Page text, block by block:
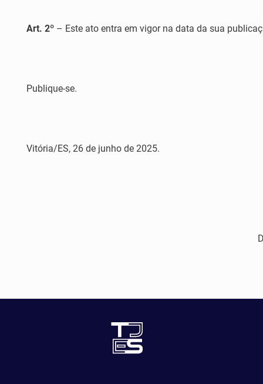
Art. 2º– Este ato entra em vigor na data da sua
Publique-se.
Vitória/ES, 26 de junho de 2025.